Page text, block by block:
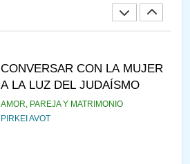
CONVERSAR CON LA MUJER
A LA LUZ DEL JUDAÍSMO
AMOR, PAREJA Y MATRIMONIO
PIRKEI AVOT